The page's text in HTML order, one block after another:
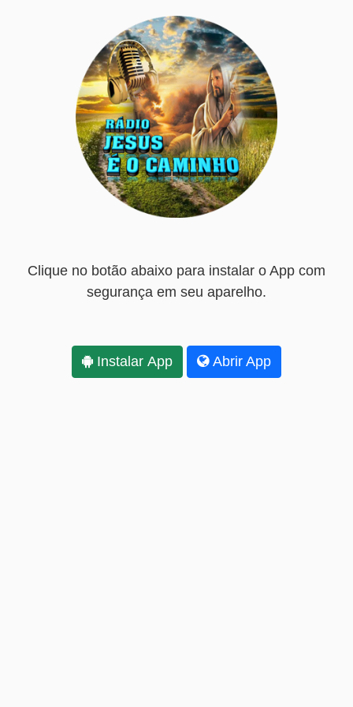
Clique no botão abaixo para instalar o App com
segurança em seu aparelho.
Instalar App Abrir App